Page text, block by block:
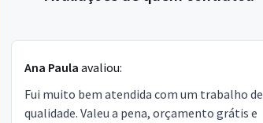
Ana Paula avaliou:
Fui muito bem atendida com um trabalho de
qualidade. Valeu a pena, orçamento grátis e